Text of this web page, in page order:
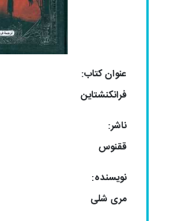
عنوان کتاب:
فرانکنشتاین
ناشر:
ققنوس
نویسنده:
مری شلی